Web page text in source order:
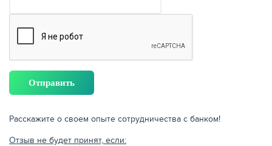
Расскажите о своем опыте сотрудничества с банком!
Отзыв не будет принят, если: